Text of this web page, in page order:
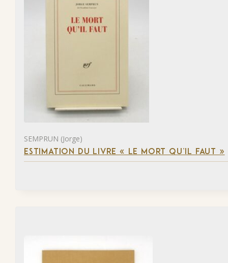
SEMPRUN (Jorge)
ESTIMATION DU LIVRE « LE MORT QU’IL FAUT »